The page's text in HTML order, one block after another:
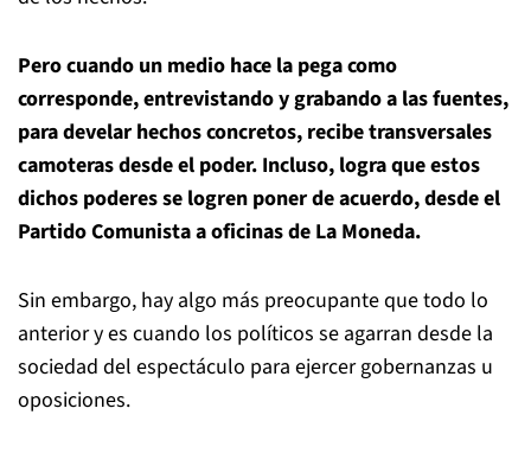
Pero cuando un medio hace la pega como
corresponde, entrevistando y grabando a las fuentes,
para develar hechos concretos, recibe transversales
camoteras desde el poder. Incluso, logra que estos
dichos poderes se logren poner de acuerdo, desde el
Partido Comunista a oficinas de La Moneda.
Sin embargo, hay algo más preocupante que todo lo
anterior y es cuando los políticos se agarran desde la
sociedad del espectáculo para ejercer gobernanzas u
oposiciones.